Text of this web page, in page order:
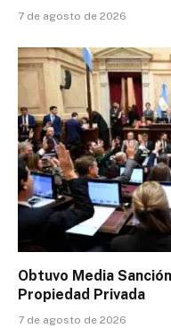
7 de agosto de 2026
Obtuvo Media
Propiedad Privada
7 de agosto de 2026